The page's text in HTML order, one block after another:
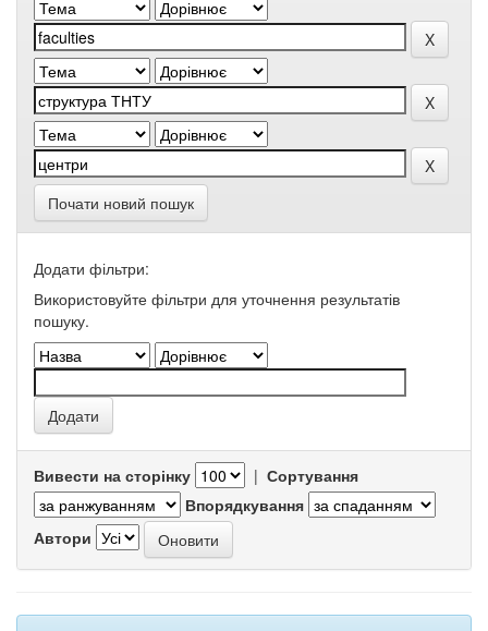
Почати новий пошук
Додати фільтри:
Використовуйте фільтри для уточнення результатів
пошуку.
Вивести на сторінку | Сортування
Впорядкування
Автори